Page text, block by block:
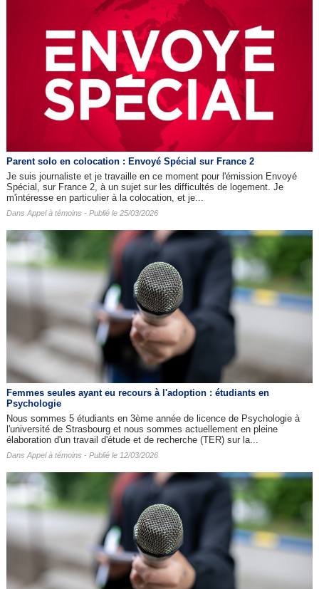
Parent solo en colocation : Envoyé Spécial sur France 2
Je suis journaliste et je travaille en ce moment pour l'émission Envoyé
Spécial, sur France 2, à un sujet sur les difficultés de logement. Je
m'intéresse en particulier à la colocation, et je...
Dans Appel à témoins - Publié le 25/03/2026
Femmes seules ayant eu recours à l'adoption : étudiants en
Psychologie
Nous sommes 5 étudiants en 3ème année de licence de Psychologie à
l'université de Strasbourg et nous sommes actuellement en pleine
élaboration d'un travail d'étude et de recherche (TER) sur la...
Dans Appel à témoins - Publié le 12/03/2026